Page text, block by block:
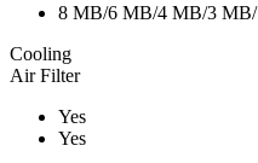
8 MB/6 MB/4 MB/3 MB/
Cooling
Air Filter
Yes
Yes